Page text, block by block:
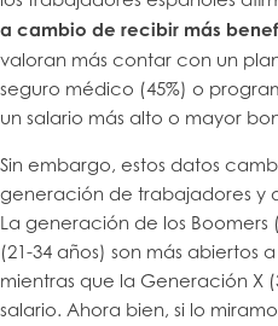
a cambio de recibir más
valoran más contar con un
seguro médico (45%) o
un salario más alto o mayor
Sin embargo, estos datos
generación de trabajadores y
La generación de los Boomers
(21-34 años) son más abiertos
mientras que la Generación X
salario. Ahora bien, si lo